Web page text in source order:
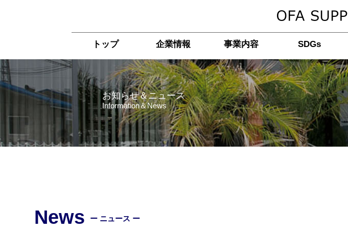
お知らせ＆ニュース
Information＆News
トップ 企業情報 事業内容 SDGs
News ー ニュース ー